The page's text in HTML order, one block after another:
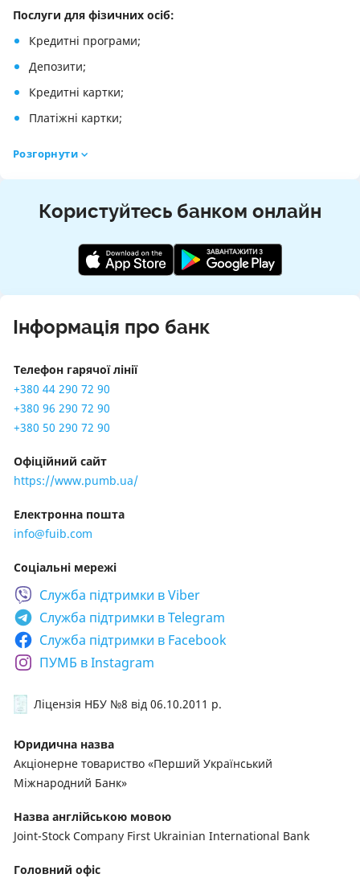
Послуги для фізичних осіб:
Кредитні програми;
Депозити;
Кредитні картки;
Платіжні картки;
Операції з цінними паперами;
Депозитарні послуги за рахунками ЦБ;
Картка єВідновлення;
Національний кешбек;
Послуги корпоративного бізнесу:
Карти;
Депозити;
Кредитні програми;
Факторинг;
Фінансовий лізінг;
Фінансування відновлення енергетичної
інфраструктури;
Операції з цінними паперами;
Депозитарні послуги за рахунками ЦБ;
Еквайринг;
Розгорнути
Користуйтесь банком онлайн
Інформація про банк
Телефон гарячої лінії
+380 44 290 72 90
+380 96 290 72 90
+380 50 290 72 90
Офіційний сайт
https://www.pumb.ua/
Електронна пошта
info@fuib.com
Соціальні мережі
Cлужба підтримки вViber
Cлужба підтримки вTelegram
Cлужба підтримки в Facebook
ПУМБ в Instagram
Ліцензія НБУ №8 від 06.10.2011 р.
Юридична назва
Акціонерне товариство «Перший Український
Мiжнародний Банк»
Назва англійською мовою
Joint-Stock Company First Ukrainian International Bank
Головний офіс